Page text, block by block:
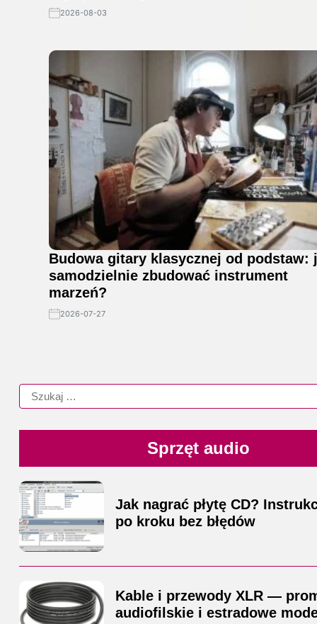
2026-08-03
Budowa gitary klasycznej od podstaw:
samodzielnie zbudować instrument
marzeń?
2026-07-27
Sprzęt audio
Jak nagrać płytę CD?
po kroku bez błędów
Kable i przewody XLR —
audiofilskie i estradowe